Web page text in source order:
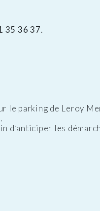
35 36 37.
le parking de Leroy
d’anticiper les